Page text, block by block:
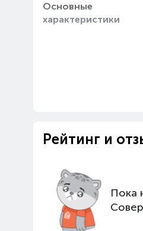
Основные
характеристики
Рейтинг и
Пока